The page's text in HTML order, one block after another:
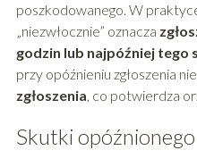
poszkodowanego. W
„niezwłocznie” oznacza
godzin lub najpóźniej tego
przy opóźnieniu zgłoszenia
zgłoszenia, co potwierdza
Skutki